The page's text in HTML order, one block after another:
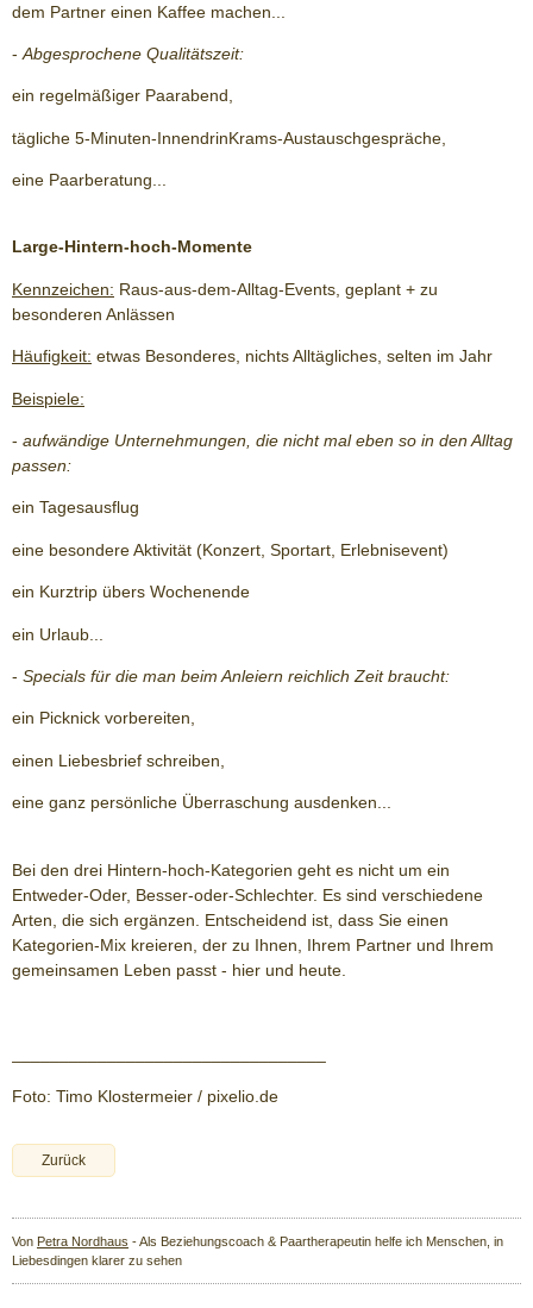
dem Partner einen Kaffee machen...
- Abgesprochene Qualitätszeit:
ein regelmäßiger Paarabend,
tägliche 5-Minuten-InnendrinKrams-Austauschgespräche,
eine Paarberatung...
Large-Hintern-hoch-Momente
Kennzeichen: Raus-aus-dem-Alltag-Events, geplant + zu
besonderen Anlässen
Häufigkeit: etwas Besonderes, nichts Alltägliches, selten im Jahr
Beispiele:
- aufwändige Unternehmungen, die nicht mal eben so in den Alltag
passen:
ein Tagesausflug
eine besondere Aktivität (Konzert, Sportart, Erlebnisevent)
ein Kurztrip übers Wochenende
ein Urlaub...
- Specials für die man beim Anleiern reichlich Zeit braucht:
ein Picknick vorbereiten,
einen Liebesbrief schreiben,
eine ganz persönliche Überraschung ausdenken...
Bei den drei Hintern-hoch-Kategorien geht es nicht um ein
Entweder-Oder, Besser-oder-Schlechter. Es sind verschiedene
Arten, die sich ergänzen. Entscheidend ist, dass Sie einen
Kategorien-Mix kreieren, der zu Ihnen, Ihrem Partner und Ihrem
gemeinsamen Leben passt - hier und heute.
Foto: Timo Klostermeier / pixelio.de
Zurück
Von Petra Nordhaus - Als Beziehungscoach & Paartherapeutin helfe ich Menschen, in
Liebesdingen klarer zu sehen